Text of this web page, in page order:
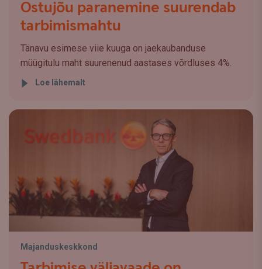
Ostujõu paranemine suurendab
tarbimismahtu
Tänavu esimese viie kuuga on jaekaubanduse
müügitulu maht suurenenud aastases võrdluses 4%.
Loe lähemalt
Majanduskeskkond